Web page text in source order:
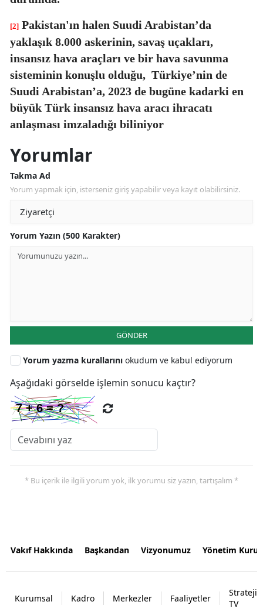
[2] Pakistan'ın halen Suudi Arabistan’da
yaklaşık 8.000 askerinin, savaş uçakları,
insansız hava araçları ve bir hava savunma
sisteminin konuşlu olduğu, Türkiye’nin de
Suudi Arabistan’a, 2023 de bugüne kadarki en
büyük Türk insansız hava aracı ihracatı
anlaşması imzaladığı biliniyor
Yorumlar
Takma Ad
Yorum yapmak için, isterseniz giriş yapabilir veya kayıt olabilirsiniz.
Yorum Yazın (500 Karakter)
GÖNDER
Yorum yazma kurallarını okudum ve kabul ediyorum
Aşağıdaki görselde işlemin sonucu kaçtır?
* Bu içerik ile ilgili yorum yok, ilk yorumu siz yazın, tartışalım *
Vakıf Hakkında Başkandan Vizyonumuz Yönetim
Kurumsal Kadro Merkezler Faaliyetler
Strateji
TV